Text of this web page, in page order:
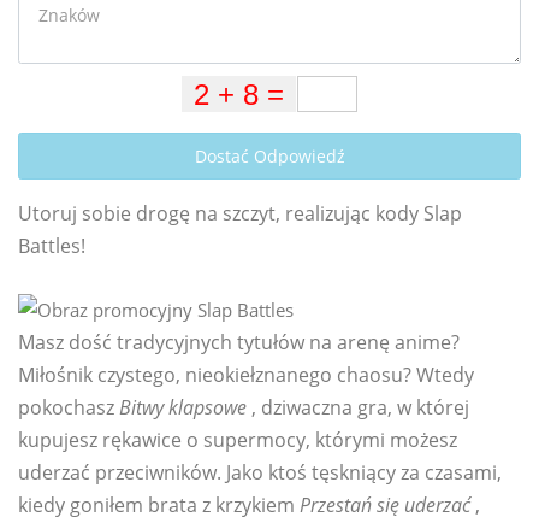
Dostać Odpowiedź
Utoruj sobie drogę na szczyt, realizując kody Slap
Battles!
Masz dość tradycyjnych tytułów na arenę anime?
Miłośnik czystego, nieokiełznanego chaosu? Wtedy
pokochaszBitwy klapsowe , dziwaczna gra, w której
kupujesz rękawice o supermocy, którymi możesz
uderzać przeciwników. Jako ktoś tęskniący za czasami,
kiedy goniłem brata z krzykiem Przestań się uderzać,